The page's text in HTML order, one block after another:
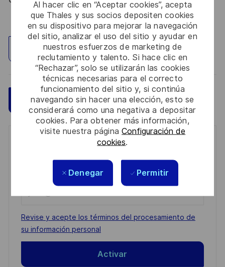
Al hacer clic en “Aceptar cookies”, acepta
que Thales y sus socios depositen cookies
en su dispositivo para mejorar la navegación
del sitio, analizar el uso del sitio y ayudar en
nuestros esfuerzos de marketing de
reclutamiento y talento. Si hace clic en
“Rechazar”, solo se utilizarán las cookies
técnicas necesarias para el correcto
funcionamiento del sitio y, si continúa
navegando sin hacer una elección, esto se
considerará como una negativa a depositar
cookies. Para obtener más información,
visite nuestra páginaConfiguración de
cookies.
Denegar Permitir
Explorar ubicación
Aplicar ahora Guardar
Get notified for similar jobs
You'll receive updates once a week
Email
address
(Required)
Required
Revise y acepte los términos del procesamiento de
su información personal
Activar